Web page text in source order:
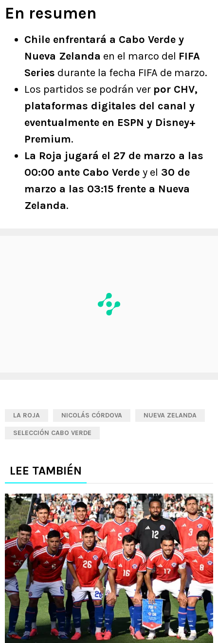
En resumen
Chile enfrentará a Cabo Verde y
Nueva Zelanda en el marco del FIFA
Series durante la fecha FIFA de marzo.
Los partidos se podrán ver por CHV,
plataformas digitales del canal y
eventualmente en ESPN y Disney+
Premium.
La Roja jugará el 27 de marzo a las
00:00 ante Cabo Verde y el 30 de
marzo a las 03:15 frente a Nueva
Zelanda.
LA ROJA NICOLÁS CÓRDOVA NUEVA ZELANDA
SELECCIÓN CABO VERDE
LEE TAMBIÉN